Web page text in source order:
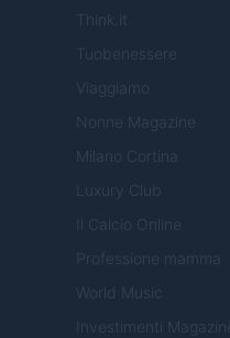
Think.it
Tuobenessere
Viaggiamo
Nonne Magazine
Milano Cortina
Luxury Club
Il Calcio Online
Professione mamma
World Music
Investimenti Magazine